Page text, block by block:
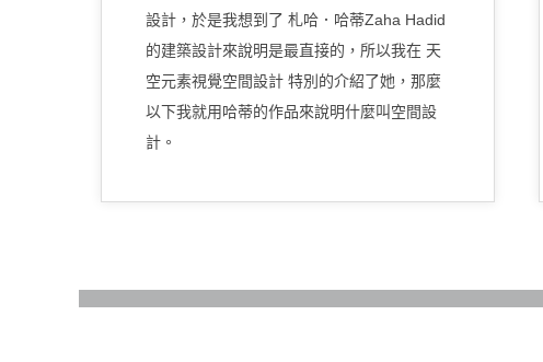
設計，於是我想到了 札哈．哈蒂Zaha Hadid
的建築設計來說明是最直接的，所以我在 天
空元素視覺空間設計 特別的介紹了她，那麼
以下我就用哈蒂的作品來說明什麼叫空間設
計。